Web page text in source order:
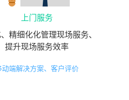
上门服务
精细化化管理现场服务、
提升现场服务效率
动端解决方案、客户评价